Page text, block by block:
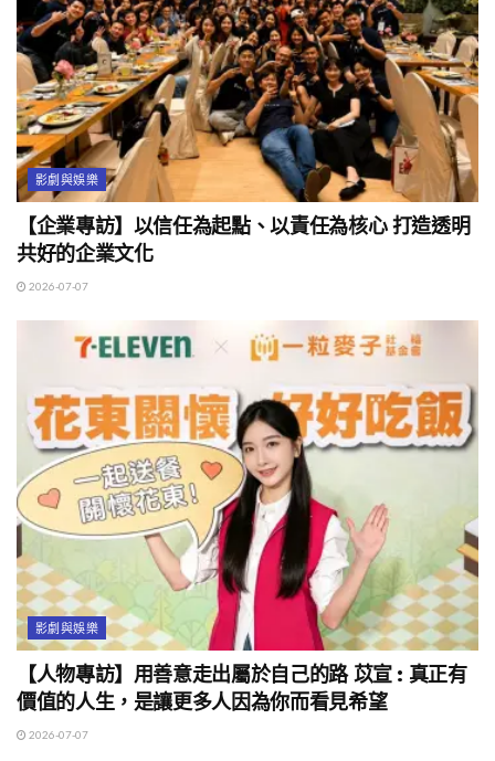
影劇與娛樂
【企業專訪】以信任為起點、以責任為核心 打造透明
共好的企業文化
2026-07-07
影劇與娛樂
【人物專訪】用善意走出屬於自己的路 苡宣 : 真正有
價值的人生，是讓更多人因為你而看見希望
2026-07-07